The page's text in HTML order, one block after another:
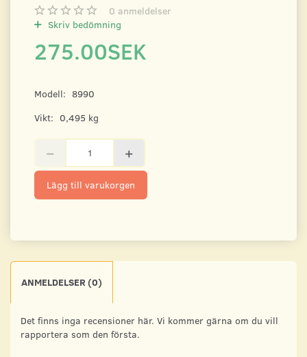
0 anmeldelser
Skriv bedömning
275.00SEK
Modell: 8990
Vikt: 0,495 kg
Lägg till varukorgen
ANMELDELSER (0)
Det finns inga recensioner här. Vi kommer gärna om du vill
rapportera som den första.